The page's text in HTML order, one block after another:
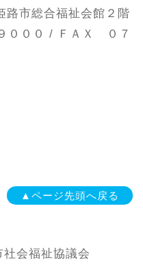
市総合福祉会館２階
００ / ＦＡＸ ０７
▲ページ先頭へ戻る
会福祉協議会